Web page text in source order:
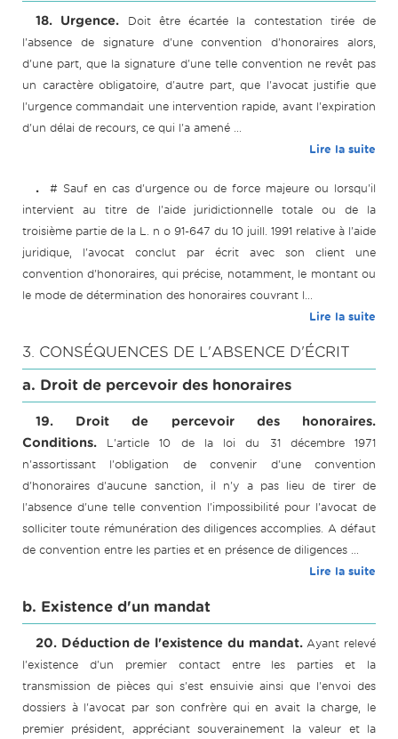
18. Urgence.
Doit être écartée la contestation tirée de
l'absence de signature d'une convention d'honoraires alors,
d'une part, que la signature d'une telle convention ne revêt pas
un caractère obligatoire, d'autre part, que l'avocat justifie que
l'urgence commandait une intervention rapide, avant l'expiration
d'un délai de recours, ce qui l'a amené ...
Lire la suite
.
# Sauf en cas d'urgence ou de force majeure ou lorsqu'il
intervient au titre de l'aide juridictionnelle totale ou de la
troisième partie de la L. n o 91-647 du 10 juill. 1991 relative à l'aide
juridique, l'avocat conclut par écrit avec son client une
convention d'honoraires, qui précise, notamment, le montant ou
le mode de détermination des honoraires couvrant l...
Lire la suite
3. CONSÉQUENCES DE L'ABSENCE D'ÉCRIT
a. Droit de percevoir des honoraires
19. Droit de percevoir des honoraires.
Conditions.
L'article 10 de la loi du 31 décembre 1971
n'assortissant l'obligation de convenir d'une convention
d'honoraires d'aucune sanction, il n'y a pas lieu de tirer de
l'absence d'une telle convention l'impossibilité pour l'avocat de
solliciter toute rémunération des diligences accomplies. A défaut
de convention entre les parties et en présence de diligences ...
Lire la suite
b. Existence d'un mandat
20. Déduction de l'existence du mandat. Ayant relevé
l'existence d'un premier contact entre les parties et la
transmission de pièces qui s'est ensuivie ainsi que l'envoi des
dossiers à l'avocat par son confrère qui en avait la charge, le
premier président, appréciant souverainement la valeur et la